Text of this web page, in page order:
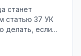
станет
статью 37 УК
делать, если